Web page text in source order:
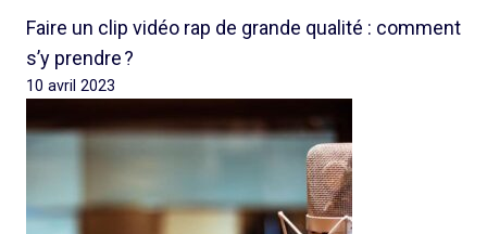
Faire un clip vidéo rap de grande qualité : comment
s’y prendre ?
10 avril 2023